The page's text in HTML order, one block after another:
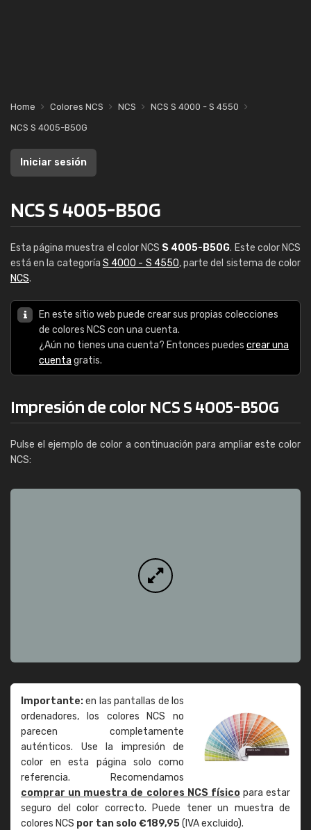
Home Colores NCS NCS
NCS S 4000 - S 4550
NCS S 4005-B50G
Iniciar sesión
NCS S 4005-B50G
Esta página muestra el color NCS S 4005-B50G. Este color NCS
está en la categoría S 4000 - S 4550, parte del sistema de color
NCS.
En este sitio web puede crear sus propias colecciones
de colores NCS con una cuenta.
¿Aún no tienes una cuenta? Entonces puedes crear una
cuenta gratis.
Impresión de color NCS S 4005-B50G
Pulse el ejemplo de color a continuación para ampliar este color
NCS:
Importante:en las pantallas de los
ordenadores, los colores NCS no
parecen completamente
auténticos. Use la impresión de
color en esta página solo como
referencia. Recomendamos
comprar un muestra de colores NCS físicopara estar
seguro del color correcto. Puede tener un muestra de
colores NCS por tan solo €189,95(IVA excluido).